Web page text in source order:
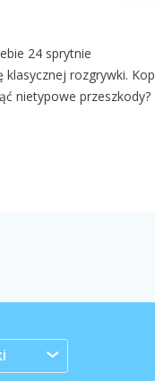
24 sprytnie
rozgrywki. Kop
nietypowe przeszkody?